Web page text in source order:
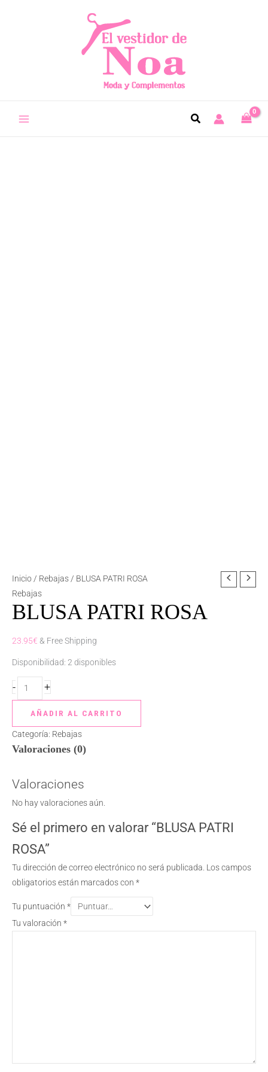
Inicio / Rebajas / BLUSA PATRI ROSA
Rebajas
BLUSA PATRI ROSA
23.95€ & Free Shipping
Disponibilidad: 2 disponibles
-
BLUSA
PATRI
ROSA
+
AÑADIR AL CARRITO
Categoría: Rebajas
Valoraciones (0)
Valoraciones
No hay valoraciones aún.
Sé el primero en valorar “BLUSA PATRI
ROSA”
Tu dirección de correo electrónico no será publicada. Los campos
obligatorios están marcados con *
Tu puntuación *
Tu valoración *